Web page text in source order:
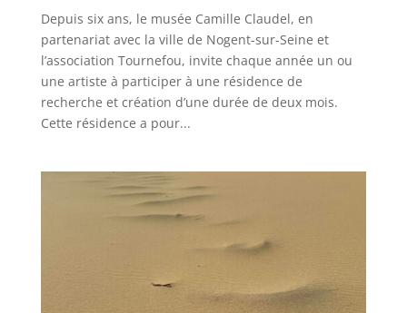
Depuis six ans, le musée Camille Claudel, en
partenariat avec la ville de Nogent-sur-Seine et
l’association Tournefou, invite chaque année un ou
une artiste à participer à une résidence de
recherche et création d’une durée de deux mois.
Cette résidence a pour...